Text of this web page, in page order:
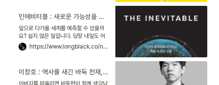
크리에이티브 디렉터Creative
Director, CD는 20년 경력의 카피라이
터입니다. '진심이 짓는다(e편한세상)'부
터 '의자가 인생을 바꾼다(시디즈)'까지,
우리에게 익숙한 카피를 만들었죠.
인에비터블 : 새로운 가능성을 두려워하지 않는 방법
앞으로 다가올 세계를 예측할 수 있을까
요? 쉽지 않은 일입니다. 당장 내일도 어
떻게 될 지 모르는데 말입니다. 그런데, 미
래를 준비하는 '대응법'을 안다면 어떨까
있다면 말이죠. 조금은 덜 불안하지 않을
까 싶습니다. 장은수 편집문화실험실 대
https://www.longblack.co/note/172
이창호 : 역사를 새긴 바둑 천재, 계속 배우는 삶을 이야기하다
아버지를 떠올리면 바둑판이 함께 생각납